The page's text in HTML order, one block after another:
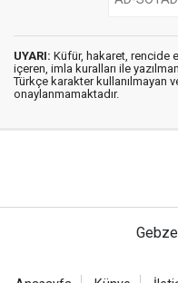
UYARI: Küfür, hakaret, rencide
içeren, imla kuralları ile
Türkçe karakter kullanılmayan
onaylanmamaktadır.